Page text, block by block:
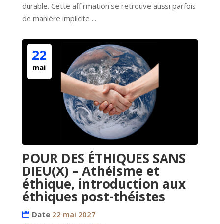
durable. Cette affirmation se retrouve aussi parfois
de manière implicite ...
22
mai
POUR DES ÉTHIQUES SANS
DIEU(X) – Athéisme et
éthique, introduction aux
éthiques post-théistes
Date 22 mai 2027